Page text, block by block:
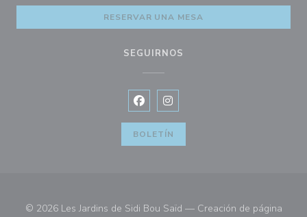
RESERVAR UNA MESA
SEGUIRNOS
Facebook ((abre en una nueva
Instagram ((abre en una
BOLETÍN
© 2026 Les Jardins de Sidi Bou Saïd — Creación de página